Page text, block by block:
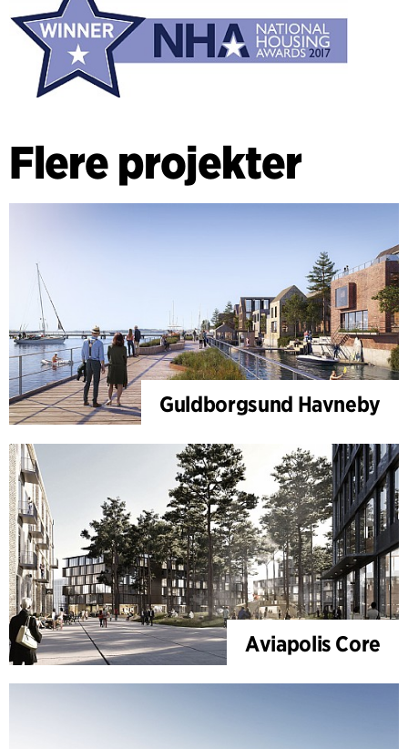
Flere projekter
Guldborgsund Havneby
Aviapolis Core